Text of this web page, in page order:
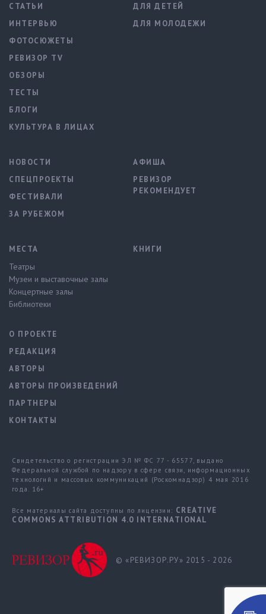
СТАТЬИ
ИНТЕРВЬЮ
ФОТОСЮЖЕТЫ
РЕВИЗОР TV
ОБЗОРЫ
ТЕСТЫ
БЛОГИ
КУЛЬТУРА В ЛИЦАХ
ДЛЯ ДЕТЕЙ
ДЛЯ МОЛОДЕЖИ
НОВОСТИ
СПЕЦПРОЕКТЫ
ФЕСТИВАЛИ
ЗА РУБЕЖОМ
АФИША
РЕВИЗОР
РЕКОМЕНДУЕТ
МЕСТА
Театры
Музеи и выставочные залы
Концертные залы
Библиотеки
КНИГИ
О ПРОЕКТЕ
РЕДАКЦИЯ
АВТОРЫ
АВТОРЫ ПРОИЗВЕДЕНИЙ
ПАРТНЕРЫ
КОНТАКТЫ
Свидетельство о регистрации ЭЛ № ФС 77 - 65577, выдано
Федеральной службой по надзору в сфере связи, информационных
технологий и массовых коммуникаций (Роскомнадзор) 4 мая 2016
года. 16+
Все материалы сайта доступны по лицензии: CREATIVE
COMMONS ATTRIBUTION 4.0 INTERNATIONAL
© «РЕВИЗОР.РУ» 2015 - 2026